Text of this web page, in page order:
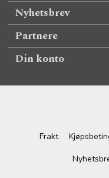
Nyhetsbrev
Partnere
Din konto
Frakt